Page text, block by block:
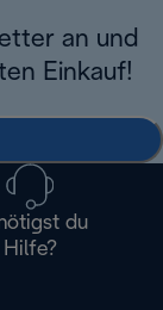
an und
Einkauf!
du
Hilfe?